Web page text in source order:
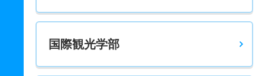
6人 6倍 － 6人 6人 1人 －
10人 2.80倍 －
栄養科学科 一般 共テ 前期３科目均等英数理
国際観光学部